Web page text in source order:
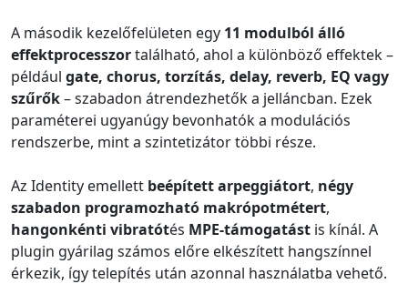
A második kezelőfelületen egy 11 modulból álló
effektprocesszortalálható, ahol a különböző effektek –
például gate, chorus, torzítás, delay, reverb, EQ vagy
szűrők– szabadon átrendezhetők a jelláncban. Ezek
paraméterei ugyanúgy bevonhatók a modulációs
rendszerbe, mint a szintetizátor többi része.
Az Identity emellett beépített arpeggiátort, négy
szabadon programozható makrópotmétert,
hangonkénti vibratótés MPE-támogatást is kínál. A
plugin gyárilag számos előre elkészített hangszínnel
érkezik, így telepítés után azonnal használatba vehető.